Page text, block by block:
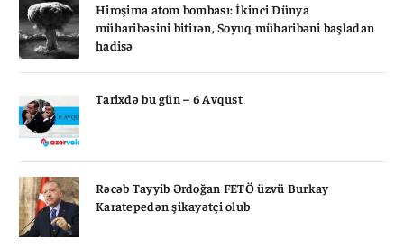
Hiroşima atom bombası: İkinci Dünya
müharibəsini bitirən, Soyuq müharibəni başladan
hadisə
Tarixdə bu gün – 6 Avqust
Rəcəb Tayyib Ərdoğan FETÖ üzvü Burkay
Karatepedən şikayətçi olub